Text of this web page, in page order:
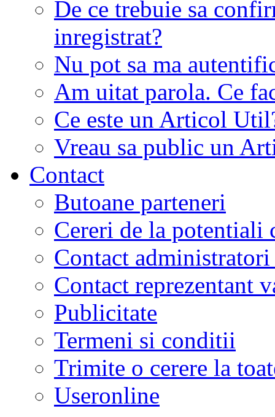
De ce trebuie sa
inregistrat?
Nu pot sa ma
Am uitat parola. Ce
Ce este un Articol
Vreau sa public un
Contact
Butoane parteneri
Cereri de la potentiali
Contact
Contact reprezentant
Publicitate
Termeni si conditii
Trimite o cerere la
Useronline